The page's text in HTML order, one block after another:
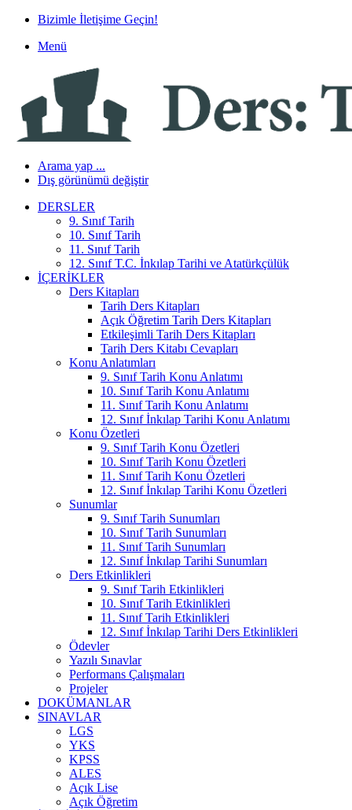
Bizimle İletişime Geçin!
Menü
Arama yap ...
Dış görünümü değiştir
DERSLER
9. Sınıf Tarih
10. Sınıf Tarih
11. Sınıf Tarih
12. Sınıf T.C. İnkılap Tarihi ve Atatürkçülük
İÇERIKLER
Ders Kitapları
Tarih Ders Kitapları
Açık Öğretim Tarih Ders Kitapları
Etkileşimli Tarih Ders Kitapları
Tarih Ders Kitabı Cevapları
Konu Anlatımları
9. Sınıf Tarih Konu Anlatımı
10. Sınıf Tarih Konu Anlatımı
11. Sınıf Tarih Konu Anlatımı
12. Sınıf İnkılap Tarihi Konu Anlatımı
Konu Özetleri
9. Sınıf Tarih Konu Özetleri
10. Sınıf Tarih Konu Özetleri
11. Sınıf Tarih Konu Özetleri
12. Sınıf İnkılap Tarihi Konu Özetleri
Sunumlar
9. Sınıf Tarih Sunumları
10. Sınıf Tarih Sunumları
11. Sınıf Tarih Sunumları
12. Sınıf İnkılap Tarihi Sunumları
Ders Etkinlikleri
9. Sınıf Tarih Etkinlikleri
10. Sınıf Tarih Etkinlikleri
11. Sınıf Tarih Etkinlikleri
12. Sınıf İnkılap Tarihi Ders Etkinlikleri
Ödevler
Yazılı Sınavlar
Performans Çalışmaları
Projeler
DOKÜMANLAR
SINAVLAR
LGS
YKS
KPSS
ALES
Açık Lise
Açık Öğretim